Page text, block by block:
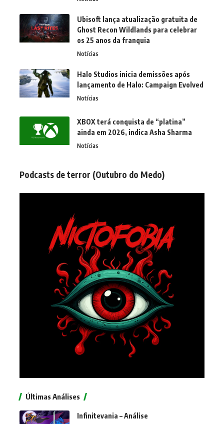
Ubisoft lança atualização gratuita de
Ghost Recon Wildlands para celebrar
os 25 anos da franquia
Notícias
Halo Studios inicia demissões após
lançamento de Halo: Campaign Evolved
Notícias
XBOX terá conquista de “platina”
ainda em 2026, indica Asha Sharma
Notícias
Podcasts de terror (Outubro do Medo)
Últimas Análises
Infinitevania – Análise